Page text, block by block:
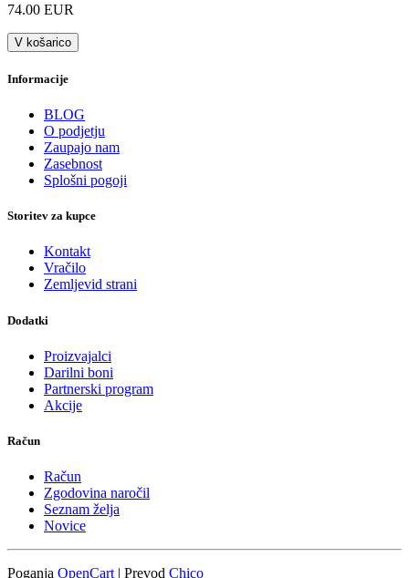
74.00 EUR
V košarico
Informacije
BLOG
O podjetju
Zaupajo nam
Zasebnost
Splošni pogoji
Storitev za kupce
Kontakt
Vračilo
Zemljevid strani
Dodatki
Proizvajalci
Darilni boni
Partnerski program
Akcije
Račun
Račun
Zgodovina naročil
Seznam želja
Novice
Poganja OpenCart | Prevod Chico